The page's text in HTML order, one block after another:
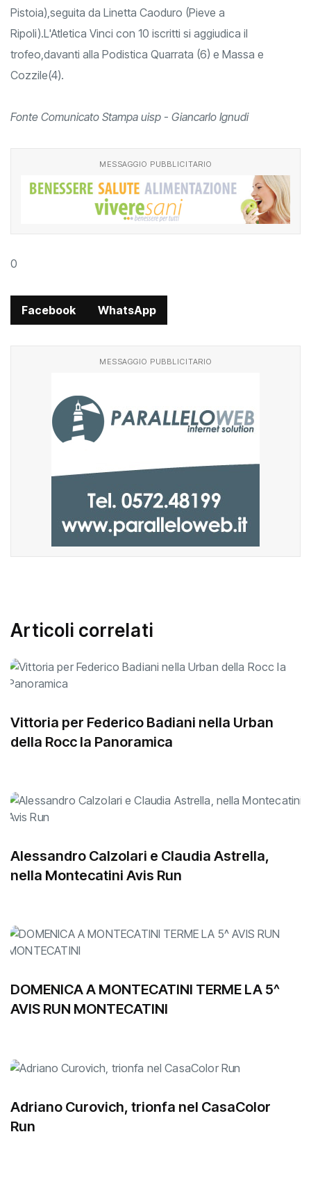
Pistoia),seguita da Linetta Caoduro (Pieve a
Ripoli).L'Atletica Vinci con 10 iscritti si aggiudica il
trofeo,davanti alla Podistica Quarrata (6) e Massa e
Cozzile(4).
Fonte Comunicato Stampa uisp - Giancarlo Ignudi
MESSAGGIO PUBBLICITARIO
0
Facebook WhatsApp
MESSAGGIO PUBBLICITARIO
Articoli correlati
Vittoria per Federico Badiani nella Urban
della Rocc la Panoramica
Alessandro Calzolari e Claudia Astrella,
nella Montecatini Avis Run
DOMENICA A MONTECATINI TERME LA 5^
AVIS RUN MONTECATINI
Adriano Curovich, trionfa nel CasaColor
Run